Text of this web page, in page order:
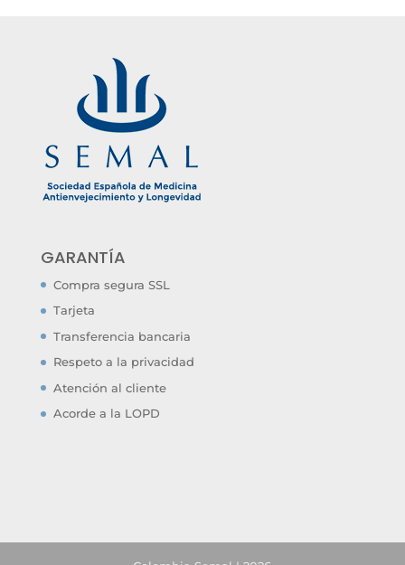
GARANTÍA
Compra segura SSL
Tarjeta
Transferencia bancaria
Respeto a la privacidad
Atención al cliente
Acorde a la LOPD